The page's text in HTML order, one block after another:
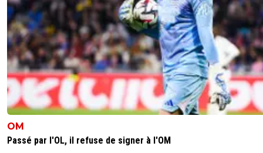
OM
Passé par l'OL, il refuse de signer à l'OM